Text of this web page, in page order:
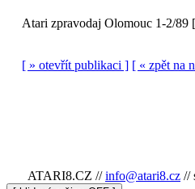
Atari zpravodaj Olomouc 1-2/89
[ » otevřít publikaci ] [ « zpět na
ATARI8.CZ // info@atari8.cz //